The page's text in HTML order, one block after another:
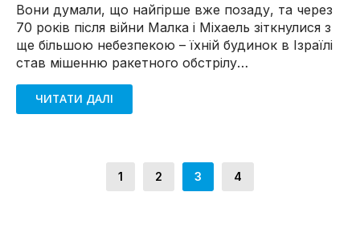
Вони думали, що найгірше вже позаду, та через
70 років після війни Малка і Міхаель зіткнулися з
ще більшою небезпекою – їхній будинок в Ізраїлі
став мішенню ракетного обстрілу…
ЧИТАТИ ДАЛІ
1 2 3 4